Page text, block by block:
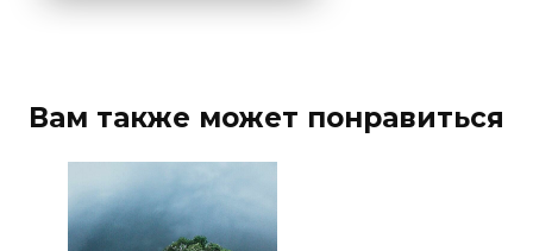
Вам также может понравиться